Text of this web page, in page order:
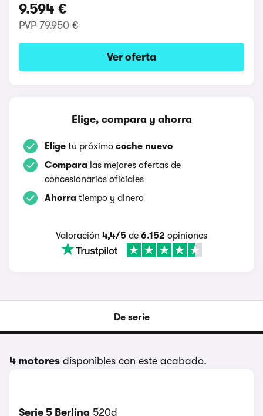
9.594 €
PVP 79.950 €
Ver oferta
Elige, compara y ahorra
Elige tu próximo coche nuevo
Compara las mejores ofertas de
concesionarios oficiales
Ahorra tiempo y dinero
Valoración 4,4/5 de 6.152 opiniones
De serie
4 motores disponibles con este acabado.
Serie 5 Berlina 520d